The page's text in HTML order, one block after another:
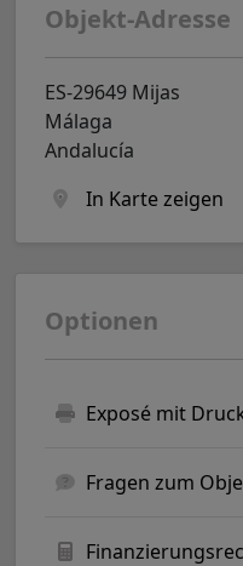
Objekt-Adresse
ES-29649 Mijas
Málaga
Andalucía
In Karte zeigen
Optionen
Exposé mit
Fragen zum